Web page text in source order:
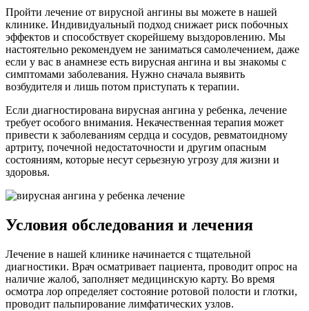
Пройти лечение от вирусной ангины вы можете в нашей
клинике. Индивидуальный подход снижает риск побочных
эффектов и способствует скорейшему выздоровлению. Мы
настоятельно рекомендуем не заниматься самолечением, даже
если у вас в анамнезе есть вирусная ангина и вы знакомы с
симптомами заболевания. Нужно сначала выявить
возбудителя и лишь потом приступать к терапии.
Если диагностирована вирусная ангина у ребенка, лечение
требует особого внимания. Некачественная терапия может
привести к заболеваниям сердца и сосудов, ревматоидному
артриту, почечной недостаточности и другим опасным
состояниям, которые несут серьезную угрозу для жизни и
здоровья.
Условия обследования и лечения
Лечение в нашей клинике начинается с тщательной
диагностики. Врач осматривает пациента, проводит опрос на
наличие жалоб, заполняет медицинскую карту. Во время
осмотра лор определяет состояние ротовой полости и глотки,
проводит пальпирование лимфатических узлов.